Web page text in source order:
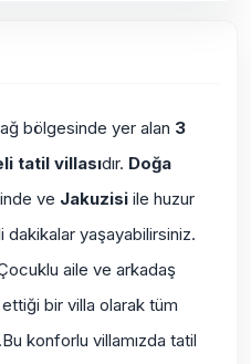
bölgesinde yer alan 3
tatil villasıdır. Doğa
ve Jakuzisi ile huzur
yaşayabilirsiniz.
aile ve arkadaş
bir villa olarak tüm
konforlu villamızda tatil